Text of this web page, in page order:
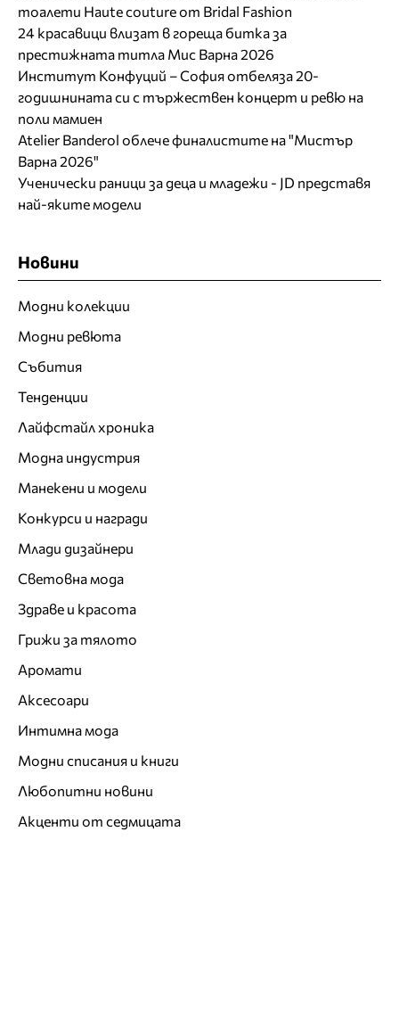
тоалети Haute couture от Bridal Fashion
24 красавици влизат в гореща битка за
престижната титла Мис Варна 2026
Институт Конфуций – София отбеляза 20-
годишнината си с тържествен концерт и ревю на
поли мамиен
Atelier Banderol облече финалистите на "Мистър
Варна 2026"
Ученически раници за деца и младежи - JD представя
най-яките модели
Новини
Модни колекции
Модни ревюта
Събития
Тенденции
Лайфстайл хроника
Модна индустрия
Манекени и модели
Конкурси и награди
Млади дизайнери
Световна мода
Здраве и красота
Грижи за тялото
Аромати
Аксесоари
Интимна мода
Модни списания и книги
Любопитни новини
Акценти от седмицата